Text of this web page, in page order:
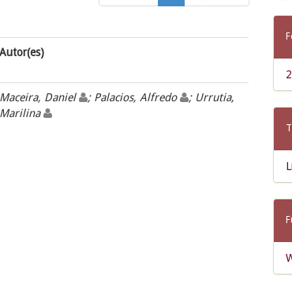
Autor(es)
Maceira, Daniel ; Palacios, Alfredo
; Urrutia,
Marilina